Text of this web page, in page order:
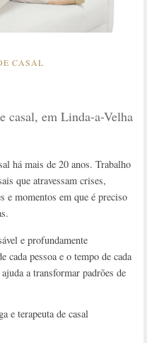
CASAL
casal, em Linda-a-Velha
há mais de 20 anos. Trabalho
que atravessam crises,
e momentos em que é preciso
e profundamente
pessoa e o tempo de cada
a transformar padrões de